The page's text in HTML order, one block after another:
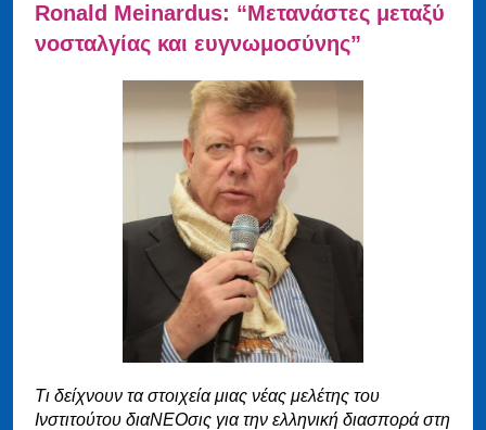
Ronald Meinardus: “Μετανάστες μεταξύ
νοσταλγίας και ευγνωμοσύνης”
Τι δείχνουν τα στοιχεία μιας νέας μελέτης του
Ινστιτούτου διαΝΕΟσις για την ελληνική διασπορά στη